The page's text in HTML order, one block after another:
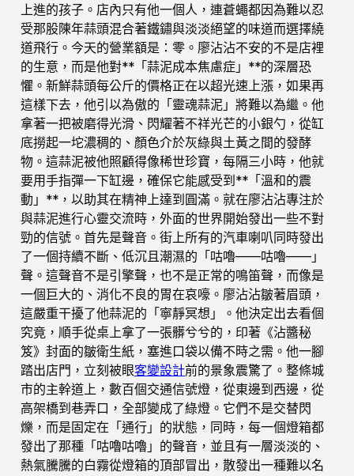
上進的孩子。店內只有他一個人，連蒼蠅都因為難以忍
受那股陳年蒜頭混合著鐵鏽與淡淡絕望的味道而選擇繞
道飛行。今天的營業額是：零。廖沾沾不安的不是店裡
的生意，而是他對**「蒜泥成本焦慮症」**的深層恐
懼。新鮮蒜頭每公斤的價格正在以超光速上漲，如果再
這樣下去，他引以為傲的「靈魂蒜泥」將難以為繼。他
拿著一把被磨得光滑、閃耀著不祥光芒的小銀勺，從缸
底撈起一坨濃稠的、顏色介於灰綠與土黃之間的發酵
物。這蒜泥被他照顧得像稀世珍寶，每隔三小時，他就
要用手指彈一下缸邊，確保它能感受到**「溫和的震
動」**，以助其在精神上達到圓滿。就在廖沾沾專注於
與蒜泥進行心靈交流時，外面的世界開始發出一些不對
勁的信號。首先是聲音。街上所有的汽車喇叭同時發出
了一個持續不斷、低沉且潮濕的「咕嚕——咕嚕——」
聲。這聲音不是引擎聲，也不是正常的鳴笛聲，而像是
一個巨大的、消化不良的胃在哀嚎。廖沾沾皺著眉頭，
這嚴重干擾了他蒜泥的「寧靜冥想」。他決定出去看個
究竟，順手從桌上拿了一張髒兮兮的，印著《沾醬秘
笈》封面的皺衛生紙，塞進口袋以備不時之需。他一腳
踏出店門，立刻被眼客變設計前的景象震驚了。整條城
市的主幹道上，數百個交通信號燈，從東邊到西邊，從
高架橋到巷弄口，全部變成了綠燈。它們不是交替閃
爍，而是固定在「通行」的狀態，同時，每一個燈箱都
發出了那種「咕嚕咕嚕」的聲音，並且有一層淡淡的、
熱氣騰騰的白霧從燈箱的頂部冒出，散發出一種難以名